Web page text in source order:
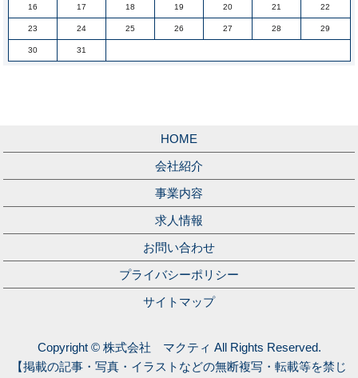
16 17 18 19 20 21 22
23 24 25 26 27 28 29
30 31
HOME
会社紹介
事業内容
求人情報
お問い合わせ
プライバシーポリシー
サイトマップ
Copyright © 株式会社 マクティ All Rights Reserved.
【掲載の記事・写真・イラストなどの無断複写・転載等を禁じ